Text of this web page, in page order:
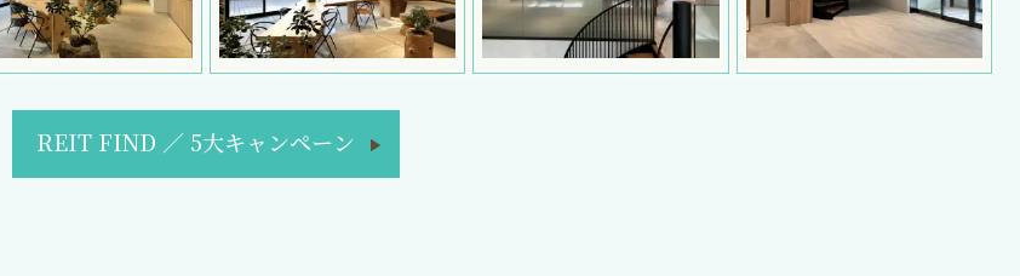
REIT FIND ／ 5大キャンペーン